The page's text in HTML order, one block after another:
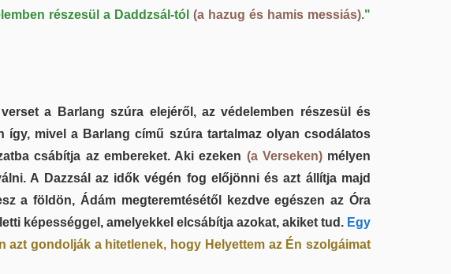
részesül a Daddzsál-tól(a hazug és hamis messiás)."
a Barlang szúra elejéről, az védelemben részesül és
így, mivel a Barlang című szúra tartalmaz olyan csodálatos
csábítja az embereket. Aki ezeken (a Verseken)mélyen
A Dazzsál az idők végén fog előjönni és azt állítja majd
a földön, Ádám megteremtésétől kezdve egészen az Óra
képességgel, amelyekkel elcsábítja azokat, akiket tud.Egy
azt gondolják a hitetlenek, hogy Helyettem az Én szolgáimat